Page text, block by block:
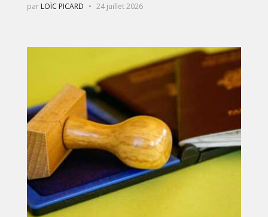
par LOÏC PICARD 24 juillet 2026